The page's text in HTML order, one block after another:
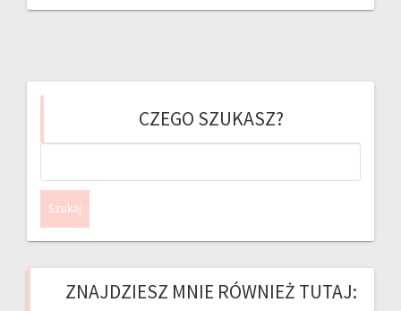
CZEGO SZUKASZ?
ZNAJDZIESZ MNIE RÓWNIEŻ TUTAJ: